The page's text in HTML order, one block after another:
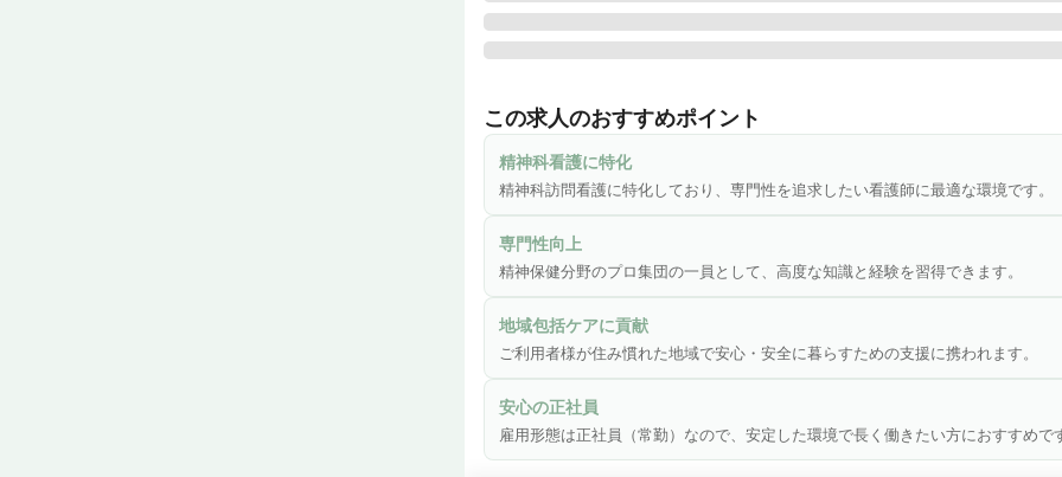
う地域社会を実現する。
その専門的な知識・経験を活かした「在宅医療トータルサポート」が、
の強みです。
ご利用者様が住み慣れた環境のもと、安心・安全・快適な生活を支援し
す。
この求人のおすすめポイント
精神科看護に特化
精神科訪問看護に特化しており、専門性を追求したい看護師に最適な環境です。
専門性向上
精神保健分野のプロ集団の一員として、高度な知識と経験を習得できます。
地域包括ケアに貢献
ご利用者様が住み慣れた地域で安心・安全に暮らすための支援に携われます。
安心の正社員
雇用形態は正社員（常勤）なので、安定した環境で長く働きたい方におすすめで